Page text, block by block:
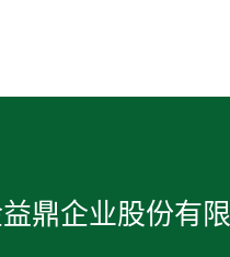
鼎企业股份有